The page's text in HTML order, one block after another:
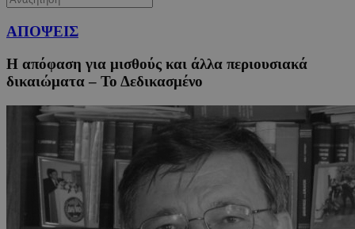
ΑΠΟΨΕΙΣ
Η απόφαση για μισθούς και άλλα περιουσιακά
δικαιώματα – Το Δεδικασμένο